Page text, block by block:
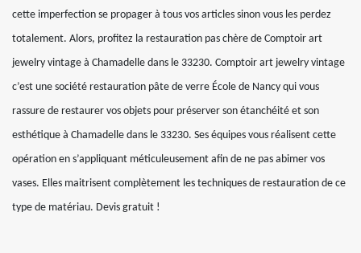
cette imperfection se propager à tous vos articles sinon vous les perdez
totalement. Alors, profitez la restauration pas chère de Comptoir art
jewelry vintage à Chamadelle dans le 33230. Comptoir art jewelry vintage
c’est une société restauration pâte de verre École de Nancy qui vous
rassure de restaurer vos objets pour préserver son étanchéité et son
esthétique à Chamadelle dans le 33230. Ses équipes vous réalisent cette
opération en s’appliquant méticuleusement afin de ne pas abimer vos
vases. Elles maitrisent complètement les techniques de restauration de ce
type de matériau. Devis gratuit !